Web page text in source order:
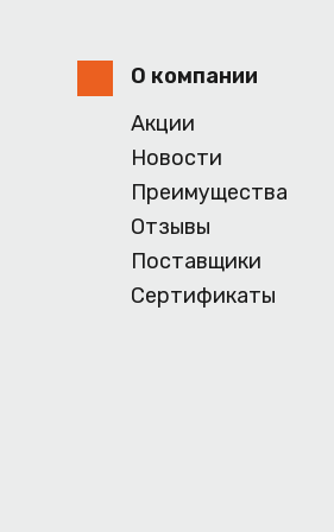
О компании
Акции
Новости
Преимущества
Отзывы
Поставщики
Сертификаты